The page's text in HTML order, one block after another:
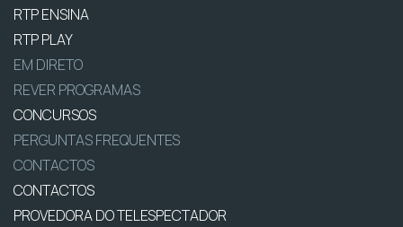
RTP ENSINA
RTP PLAY
EM DIRETO
REVER PROGRAMAS
CONCURSOS
PERGUNTAS FREQUENTES
CONTACTOS
CONTACTOS
PROVEDORA DO TELESPECTADOR